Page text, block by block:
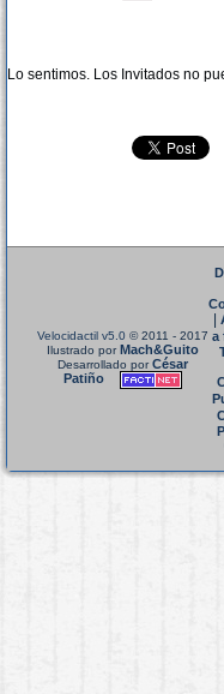
Lo sentimos. Los Invitados no
Velocidactil v5.0 © 2011 - 2017
Ilustrado porMach&Guito
Desarrollado porCésar
Patiño
a